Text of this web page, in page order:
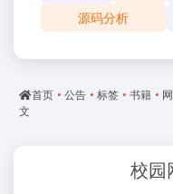
源码分析
首页 • 公告 • 标签 • 书籍 •
文
校园